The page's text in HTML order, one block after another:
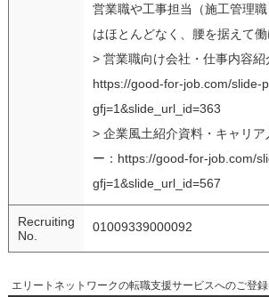
営業職や工事担当（施工管理
はほとんどなく、腰を据えて働
> 営業職向け会社・仕事内容紹
https://good-for-job.com/slide-
gfj=1&slide_url_id=363
> 企業風土紹介資料・キャリア
ー： https://good-for-job.com/
gfj=1&slide_url_id=567
Recruiting
No.
01009339000092
エリートネットワークの転職支援サービスへのご登